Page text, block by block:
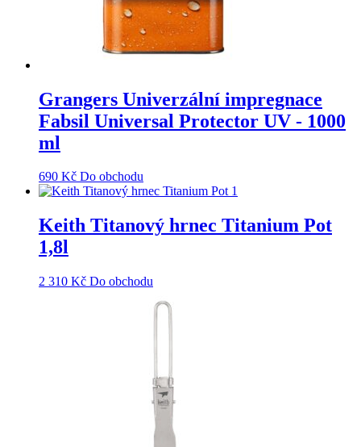
Grangers Univerzální impregnace
Fabsil Universal Protector UV - 1000
ml
690 Kč Do obchodu
Keith Titanový hrnec Titanium Pot
1,8l
2 310 Kč Do obchodu